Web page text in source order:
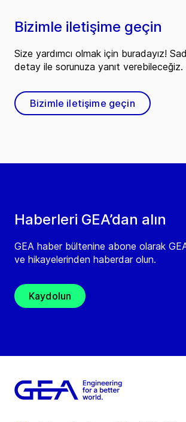
Haberleri GEA’dan alın
GEA haber bültenine abone olarak
ve hikayelerinden haberdar olun.
Kaydolun
Bizimle iletişime geçin
Size yardımcı olmak için buradayız!
detay ile sorunuza yanıt verebileceğiz.
Bizimle iletişime geçin